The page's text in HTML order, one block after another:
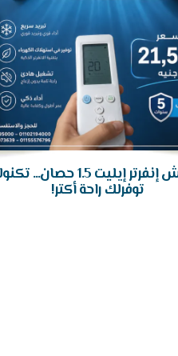
❄️✨ فريش إنفرتر إيليت 1.5
توفرلك راحة أكتر!